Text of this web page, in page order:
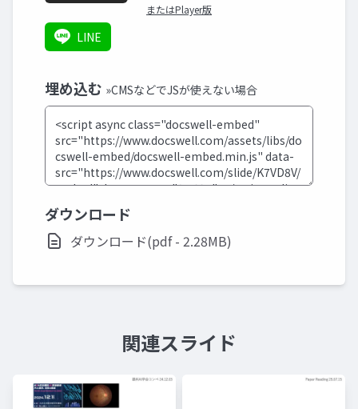
またはPlayer版
LINE
埋め込む »CMSなどでJSが使えない場合
ダウンロード
ダウンロード(pdf - 2.28MB)
関連スライド